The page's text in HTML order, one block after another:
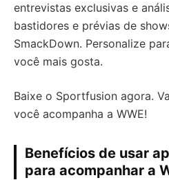
entrevistas exclusivas e
bastidores e prévias de
SmackDown. Personalize
você mais gosta.
Baixe o Sportfusion agora.
você acompanha a WWE!
Benefícios de usar
para acompanhar a